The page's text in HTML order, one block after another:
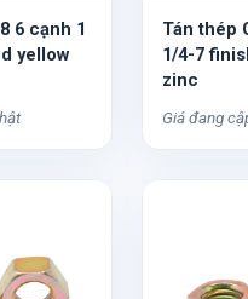
6 cạnh 1
yellow
Tán thép
1/4-7
zinc
Giá đang